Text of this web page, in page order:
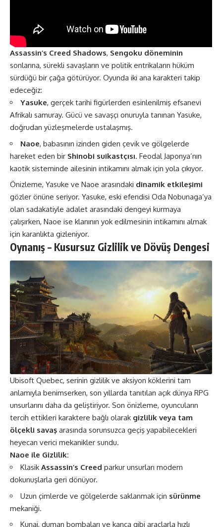
Assassin’s Creed Shadows, Sengoku döneminin
sonlarına, sürekli savaşların ve politik entrikaların hüküm
sürdüğü bir çağa götürüyor. Oyunda iki ana karakteri takip
edeceğiz:
Yasuke, gerçek tarihi figürlerden esinlenilmiş efsanevi
Afrikalı samuray. Gücü ve savaşçı onuruyla tanınan Yasuke,
doğrudan yüzleşmelerde ustalaşmış.
Naoe, babasının izinden giden çevik ve gölgelerde
hareket eden bir Shinobi suikastçısı. Feodal Japonya’nın
kaotik sisteminde ailesinin intikamını almak için yola çıkıyor​.
Önizleme, Yasuke ve Naoe arasındaki dinamik etkileşimi
gözler önüne seriyor. Yasuke, eski efendisi Oda Nobunaga’ya
olan sadakatiyle adalet arasındaki dengeyi kurmaya
çalışırken, Naoe ise klanının yok edilmesinin intikamını almak
için karanlıkta gizleniyor​.
Oynanış – Kusursuz Gizlilik ve Dövüş Dengesi
Ubisoft Quebec, serinin gizlilik ve aksiyon köklerini tam
anlamıyla benimserken, son yıllarda tanıtılan açık dünya RPG
unsurlarını daha da geliştiriyor. Son önizleme, oyuncuların
tercih ettikleri karaktere bağlı olarak gizlilik veya tam
ölçekli savaş arasında sorunsuzca geçiş yapabilecekleri
heyecan verici mekanikler sundu​.
Naoe ile Gizlilik:
Klasik Assassin’s Creed parkur unsurları modern
dokunuşlarla geri dönüyor.
Uzun çimlerde ve gölgelerde saklanmak için sürünme
mekaniği.
Kunai, duman bombaları ve kanca gibi araçlarla hızlı